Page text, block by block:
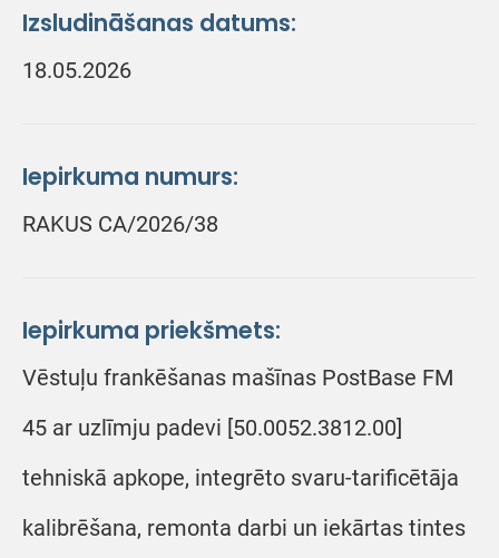
Izsludināšanas datums:
18.05.2026
Iepirkuma numurs:
RAKUS CA/2026/38
Iepirkuma priekšmets:
Vēstuļu frankēšanas mašīnas PostBase FM
45 ar uzlīmju padevi [50.0052.3812.00]
tehniskā apkope, integrēto svaru-tarificētāja
kalibrēšana, remonta darbi un iekārtas tintes